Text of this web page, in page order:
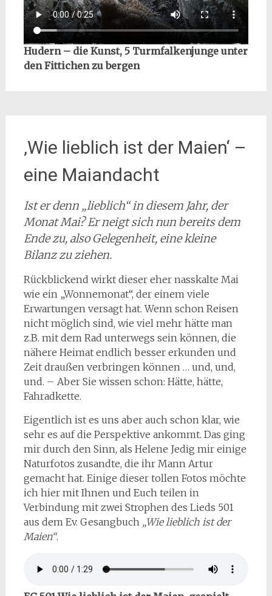
Hudern – die Kunst, 5 Turmfalkenjunge unter
den Fittichen zu bergen
‚Wie lieblich ist der Maien‘ –
eine Maiandacht
Ist er denn „lieblich“ in diesem Jahr, der
Monat Mai? Er neigt sich nun bereits dem
Ende zu, also Gelegenheit, eine kleine
Bilanz zu ziehen.
Rückblickend wirkt dieser eher nasskalte Mai
wie ein „Wonnemonat“, der einem viele
Erwartungen versagt hat. Wenn schon Reisen
nicht möglich sind, wie viel mehr hätte man
z.B. mit dem Rad unterwegs sein können, die
nähere Heimat endlich besser erkunden und
Zeit draußen verbringen können … und, und,
und. – Aber Sie wissen schon: Hätte, hätte,
Fahradkette.
Eigentlich ist es uns aber auch schon klar, wie
sehr es auf die Perspektive ankommt. Das ging
mir durch den Sinn, als Helene Jedig mir einige
Naturfotos zusandte, die ihr Mann Artur
gemacht hat. Einige dieser tollen Fotos möchte
ich hier mit Ihnen und Euch teilen in
Verbindung mit zwei Strophen des Lieds 501
aus dem Ev. Gesangbuch „Wie lieblich ist der
Maien“.